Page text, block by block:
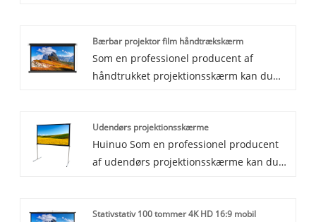
vil give dig den bedste eftersalgsservice
og rettidig levering.
Bærbar projektor film håndtrækskærm
Som en professionel producent af
håndtrukket projektionsskærm kan du
bedste eftersalgsservice og rettidig
levering.
Udendørs projektionsskærme
Huinuo Som en professionel producent
af udendørs projektionsskærme kan du
vil tilbyde dig den bedste
Stativstativ 100 tommer 4K HD 16:9 mobil